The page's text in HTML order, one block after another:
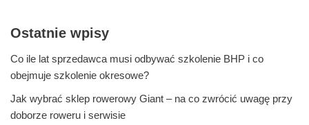
Ostatnie wpisy
Co ile lat sprzedawca musi odbywać szkolenie BHP i co
obejmuje szkolenie okresowe?
Jak wybrać sklep rowerowy Giant – na co zwrócić uwagę przy
doborze roweru i serwisie